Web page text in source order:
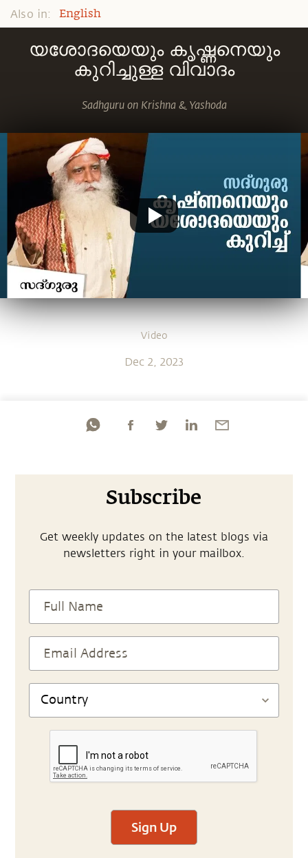
Also in: English
യശോദയെയും കൃഷ്ണനെയും
കുറിച്ചുള്ള വിവാദം
Sadhguru on Krishna & Yashoda
Video
Dec 2, 2023
Subscribe
Get weekly updates on the latest blogs via
newsletters right in your mailbox.
Sign Up